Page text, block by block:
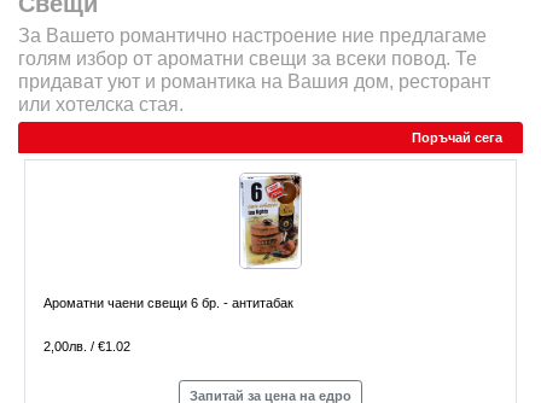
За Вашето романтично настроение ние предлагаме
голям избор от ароматни свещи за всеки повод. Те
придават уют и романтика на Вашия дом, ресторант
или хотелска стая.
Поръчай сега
Ароматни чаени свещи 6 бр. - антитабак
2,00лв. / €1.02
Запитай за цена на едро